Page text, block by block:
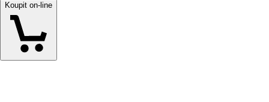
Koupit on-line